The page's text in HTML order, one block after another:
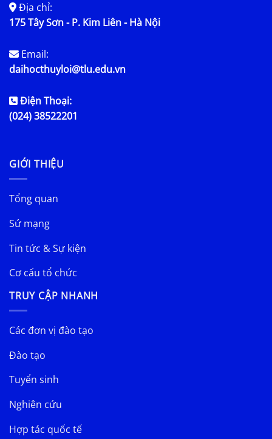
Địa chỉ:
175 Tây Sơn - P. Kim Liên - Hà Nội
Email:
daihocthuyloi@tlu.edu.vn
Điện Thoại:
(024) 38522201
GIỚI THIỆU
Tổng quan
Sứ mạng
Tin tức & Sự kiện
Cơ cấu tổ chức
TRUY CẬP NHANH
Các đơn vị đào tạo
Đào tạo
Tuyển sinh
Nghiên cứu
Hợp tác quốc tế